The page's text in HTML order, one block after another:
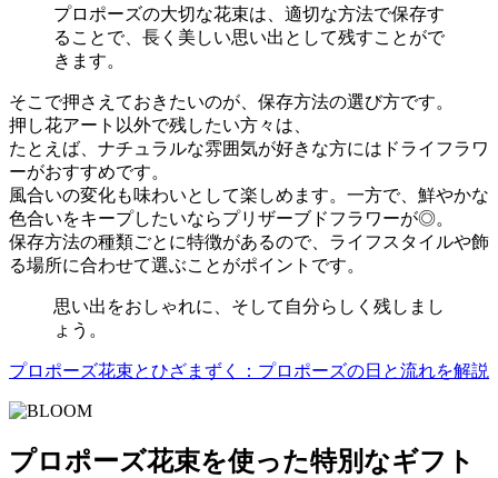
プロポーズの大切な花束は、適切な方法で保存す
ることで、長く美しい思い出として残すことがで
きます。
そこで押さえておきたいのが、保存方法の選び方です。
押し花アート以外で残したい方々は、
たとえば、ナチュラルな雰囲気が好きな方にはドライフラワ
ーがおすすめです。
風合いの変化も味わいとして楽しめます。一方で、鮮やかな
色合いをキープしたいならプリザーブドフラワーが◎。
保存方法の種類ごとに特徴があるので、ライフスタイルや飾
る場所に合わせて選ぶことがポイントです。
思い出をおしゃれに、そして自分らしく残しまし
ょう。
プロポーズ花束とひざまずく：プロポーズの日と流れを解説
プロポーズ花束を使った特別なギフト